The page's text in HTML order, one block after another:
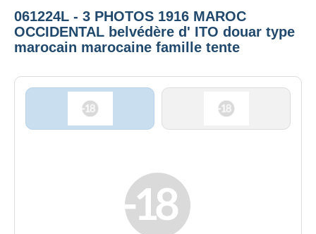
061224L - 3 PHOTOS 1916 MAROC
OCCIDENTAL belvédère d' ITO douar type
marocain marocaine famille tente